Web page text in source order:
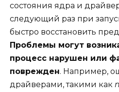
состояния ядра и
следующий раз при
быстро восстановить
Проблемы могут
процесс нарушен или
поврежден. Например,
драйверами, такими как